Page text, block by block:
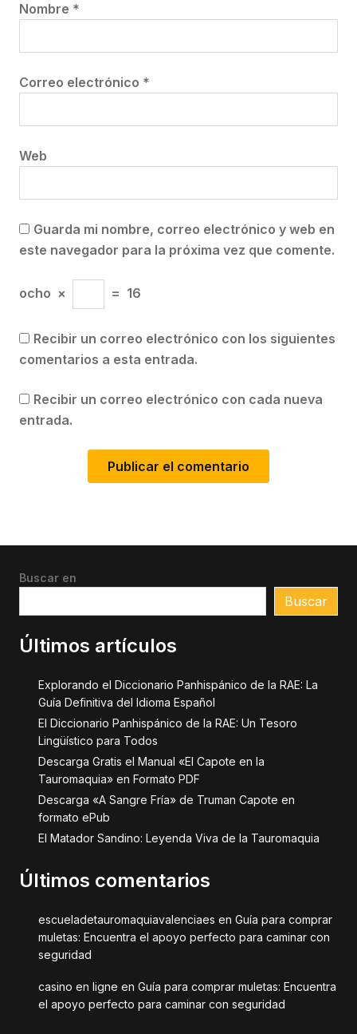
Nombre *
Correo electrónico *
Web
Guarda mi nombre, correo electrónico y web en
este navegador para la próxima vez que comente.
ocho × = 16
Recibir un correo electrónico con los siguientes
comentarios a esta entrada.
Recibir un correo electrónico con cada nueva
entrada.
Buscar en
Buscar
Últimos artículos
Explorando el Diccionario Panhispánico de la RAE: La
Guía Definitiva del Idioma Español
El Diccionario Panhispánico de la RAE: Un Tesoro
Lingüístico para Todos
Descarga Gratis el Manual «El Capote en la
Tauromaquia» en Formato PDF
Descarga «A Sangre Fría» de Truman Capote en
formato ePub
El Matador Sandino: Leyenda Viva de la Tauromaquia
Últimos comentarios
escueladetauromaquiavalenciaes en Guía para comprar
muletas: Encuentra el apoyo perfecto para caminar con
seguridad
casino en ligne en Guía para comprar muletas: Encuentra
el apoyo perfecto para caminar con seguridad